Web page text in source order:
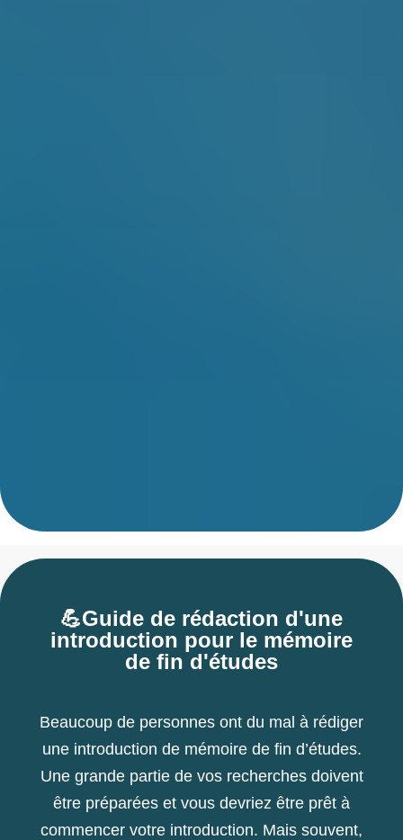
💪Guide de rédaction d'une
introduction pour le mémoire
de fin d'études
Beaucoup de personnes ont du mal à rédiger
une introduction de mémoire de fin d’études.
Une grande partie de vos recherches doivent
être préparées et vous devriez être prêt à
commencer votre introduction. Mais souvent,